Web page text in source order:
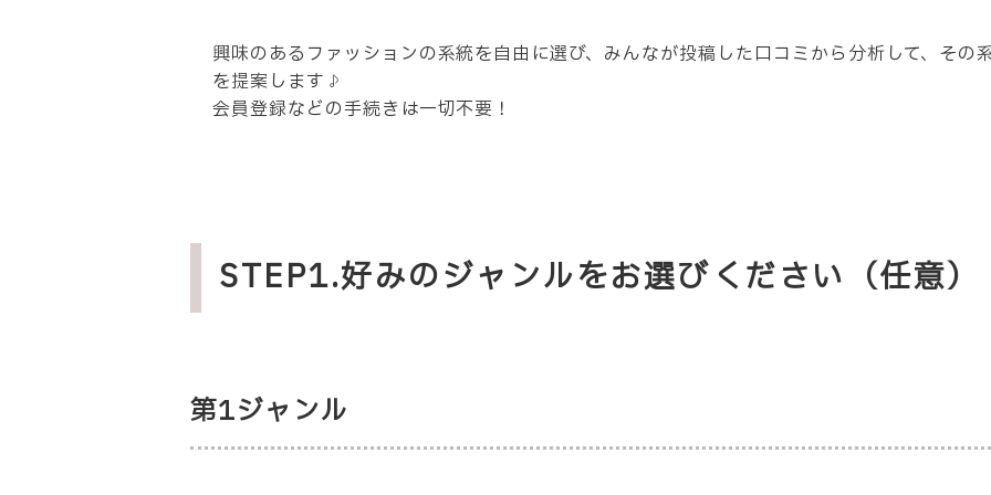
興味のあるファッションの系統を自由に選び、みんなが投稿した口コミから分析して、その
を提案します♪
会員登録などの手続きは一切不要！
STEP1.好みのジャンルをお選びください（任意）
第1ジャンル